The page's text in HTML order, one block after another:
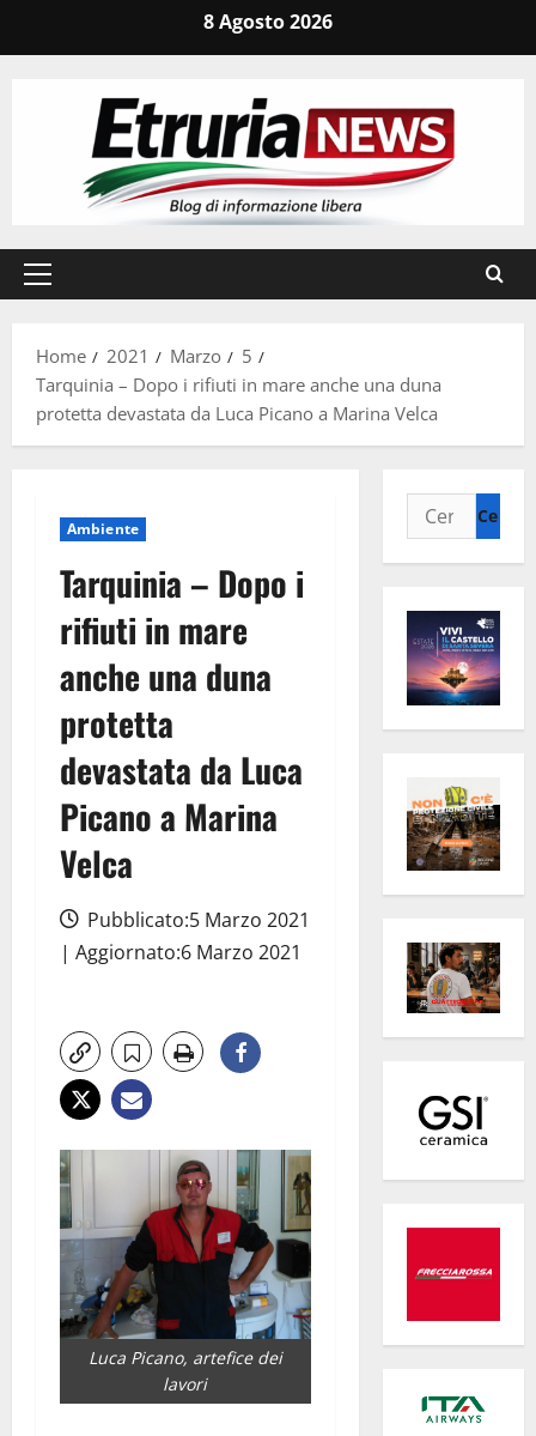
8 Agosto 2026
Menu
Home
2021 Marzo
5
Tarquinia – Dopo i rifiuti in mare anche una duna
protetta devastata da Luca Picano a Marina Velca
Ambiente
Tarquinia – Dopo i
rifiuti in mare
anche una duna
protetta
devastata da Luca
Picano a Marina
Velca
Pubblicato:5 Marzo 2021
| Aggiornato:6 Marzo 2021
Luca Picano, artefice dei
lavori
Ricerca
per: